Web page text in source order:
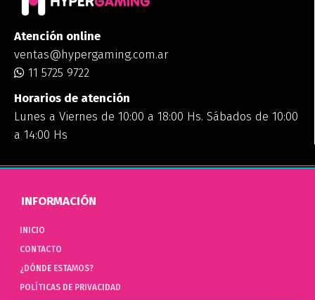
Atención online
ventas@hypergaming.com.ar
11 5725 9722
Horarios de atención
Lunes a Viernes de 10:00 a 18:00 Hs. Sábados de 10:00
a 14:00 Hs
INFORMACIÓN
INICIO
CONTACTO
¿DÓNDE ESTAMOS?
POLÍTICAS DE PRIVACIDAD